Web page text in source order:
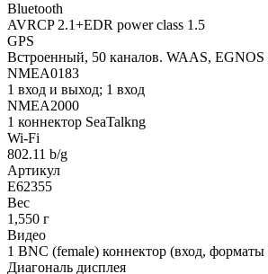
Bluetooth
AVRCP 2.1+EDR power class 1.5
GPS
Встроенный, 50 каналов. WAAS,
NMEA0183
1 вход и выход; 1 вход
NMEA2000
1 коннектор SeaTalkng
Wi-Fi
802.11 b/g
Артикул
E62355
Вес
1,550 г
Видео
1 BNC (female) коннектор (вход,
Диагональ дисплея